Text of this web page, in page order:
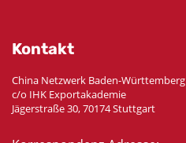
Kontakt
China Netzwerk Baden-Württemberg
c/o IHK Exportakademie
Jägerstraße 30, 70174 Stuttgart